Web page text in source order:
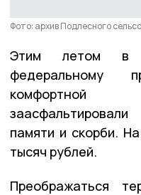
Фото: архив Подлесного
Этим летом в
федеральному
комфортной
памяти и скорби.
тысяч рублей.
Преображаться